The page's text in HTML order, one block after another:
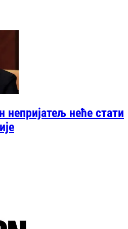
неће стати